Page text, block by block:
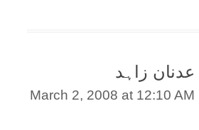
عدنان زاہد
March 2, 2008 at 12:10 AM